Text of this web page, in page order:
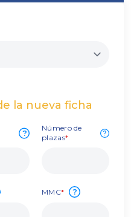
la nueva ficha
?
Número de
plazas
?
MMC ?